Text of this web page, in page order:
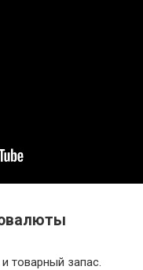
товарный запас.